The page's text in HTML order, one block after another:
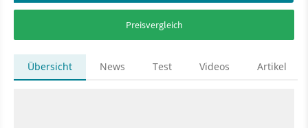
Preisvergleich
Übersicht News Test Videos Artikel